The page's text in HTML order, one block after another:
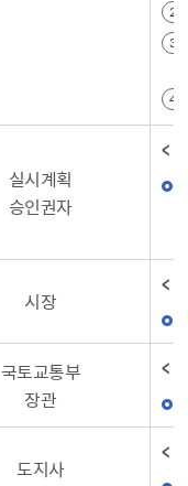
실시계획
승인권자
<
시장
<
국토교통부
장관
<
도지사
<